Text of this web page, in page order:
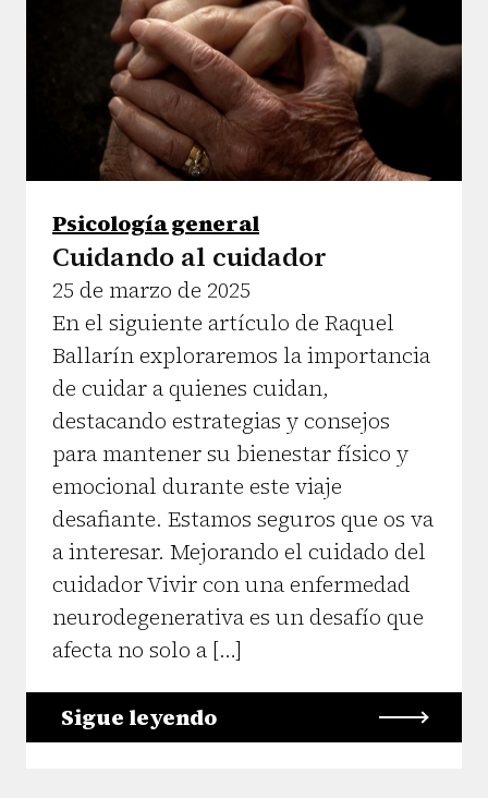
Psicología general
Cuidando al cuidador
25 de marzo de 2025
En el siguiente artículo de Raquel
Ballarín exploraremos la importancia
de cuidar a quienes cuidan,
destacando estrategias y consejos
para mantener su bienestar físico y
emocional durante este viaje
desafiante. Estamos seguros que os va
a interesar. Mejorando el cuidado del
cuidador Vivir con una enfermedad
neurodegenerativa es un desafío que
afecta no solo a […]
Sigue leyendo